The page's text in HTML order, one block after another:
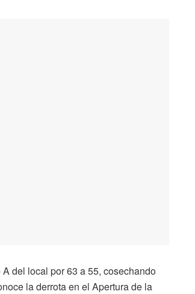
del local por 63 a 55, cosechando
la derrota en el Apertura de la